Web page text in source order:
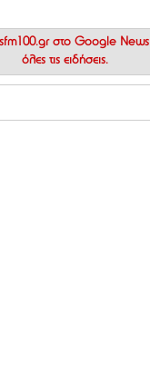
στο Google News
όλες τις ειδήσεις.